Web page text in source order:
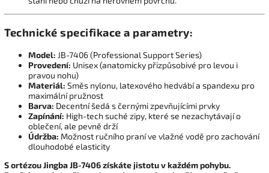
Technické specifikace a parametry:
Model: JB-7406 (Professional Support Series)
Provedení: Unisex (anatomicky přizpůsobivé pro levou i
pravou nohu)
Materiál: Směs nylonu, latexového hedvábí a spandexu pro
maximální pružnost
Barva: Decentní šedá s černými zpevňujícími prvky
Zapínání: High-tech suché zipy, které se nezachytávají o
oblečení, ale pevně drží
Údržba: Možnost ručního praní ve vlažné vodě pro zachování
dlouhodobé elasticity
S ortézou Jingba JB-7406 získáte jistotu v každém pohybu.